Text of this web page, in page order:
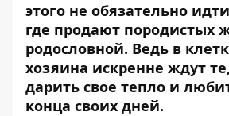
этого не обязательно
где продают породистых
родословной. Ведь в
хозяина искренне ждут
дарить свое тепло и
конца своих дней.